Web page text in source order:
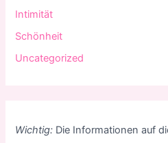
Intimität
Schönheit
Uncategorized
Wichtig: Die Informationen auf